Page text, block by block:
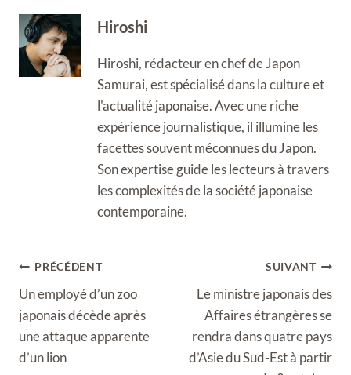
Hiroshi
Hiroshi, rédacteur en chef de Japon
Samurai, est spécialisé dans la culture et
l'actualité japonaise. Avec une riche
expérience journalistique, il illumine les
facettes souvent méconnues du Japon.
Son expertise guide les lecteurs à travers
les complexités de la société japonaise
contemporaine.
Navigation
de
l’article
PRÉCÉDENT
Un employé d’un zoo
japonais décède après
une attaque apparente
d’un lion
SUIVANT
Le ministre japonais des
Affaires étrangères se
rendra dans quatre pays
d’Asie du Sud-Est à partir